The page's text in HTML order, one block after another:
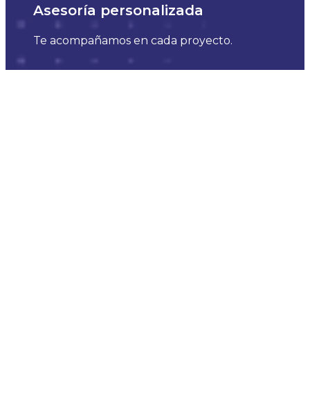
Asesoría personalizada
Te acompañamos en cada proyecto.